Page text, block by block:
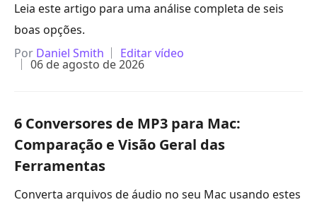
Leia este artigo para uma análise completa de seis
boas opções.
Por Daniel Smith Editar vídeo
06 de agosto de 2026
6 Conversores de MP3 para Mac:
Comparação e Visão Geral das
Ferramentas
Converta arquivos de áudio no seu Mac usando estes